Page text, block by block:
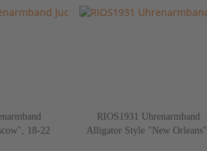
18-22
RIOS1931 Uhrenarmband
Alligator Style "New Orleans",